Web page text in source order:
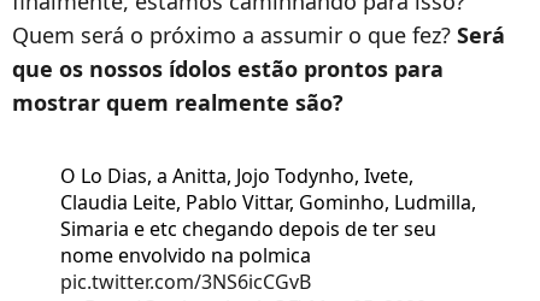
Quem será o próximo a assumir o que fez? Será
que os nossos ídolos estão prontos para
mostrar quem realmente são?
O Lo Dias, a Anitta, Jojo Todynho, Ivete,
Claudia Leite, Pablo Vittar, Gominho, Ludmilla,
Simaria e etc chegando depois de ter seu
nome envolvido na polmica
pic.twitter.com/3NS6icCGvB